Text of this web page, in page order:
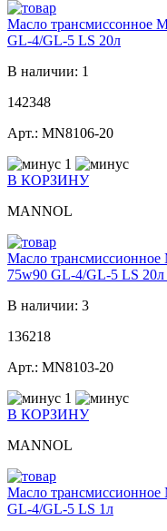
Масло трансмиссонное
GL-4/GL-5 LS 20л
В наличии: 1
142348
Арт.: MN8106-20
1
В КОРЗИНУ
MANNOL
Масло
75w90 GL-4/GL-5 LS 20л
В наличии: 3
136218
Арт.: MN8103-20
1
В КОРЗИНУ
MANNOL
Масло
GL-4/GL-5 LS 1л